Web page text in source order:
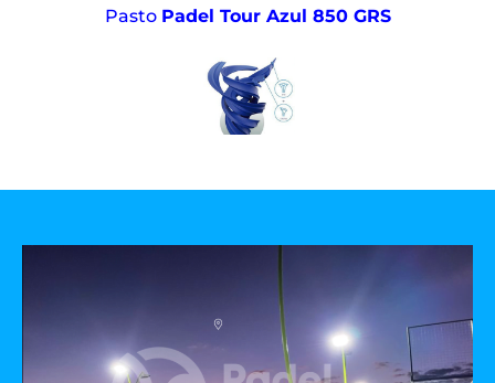
Pasto Padel Tour Azul 850 GRS